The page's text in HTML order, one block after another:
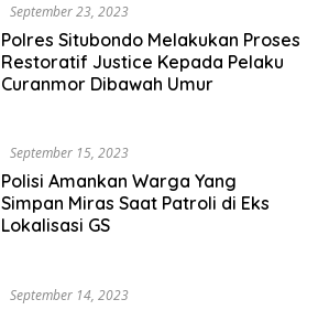
September 23, 2023
Polres Situbondo Melakukan Proses
Restoratif Justice Kepada Pelaku
Curanmor Dibawah Umur
September 15, 2023
Polisi Amankan Warga Yang
Simpan Miras Saat Patroli di Eks
Lokalisasi GS
September 14, 2023